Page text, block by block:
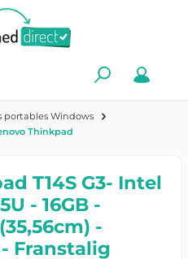
portables Windows
Thinkpad
T14S G3- Intel
- 16GB -
-
Franstalig